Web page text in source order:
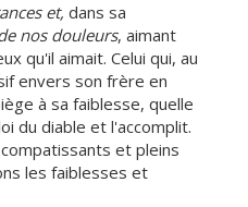
et, dans sa
nos douleurs, aimant
qu'il aimait. Celui qui, au
envers son frère en
à sa faiblesse, quelle
du diable et l'accomplit.
et pleins
les faiblesses et